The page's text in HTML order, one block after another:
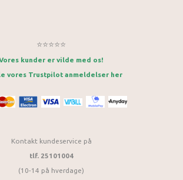
⭐⭐⭐⭐⭐
kunder er vilde med os!
vores Trustpilot anmeldelser her
Kontakt kundeservice på
tlf. 25101004
(10-14 på hverdage)